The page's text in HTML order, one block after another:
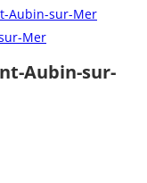
Aubin-sur-Mer
Mer
Aubin-sur-